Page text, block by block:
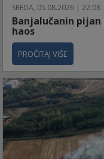
SREDA, 05.08.2026 | 22:08
Banjalučanin
haos
PROČITAJ VIŠE